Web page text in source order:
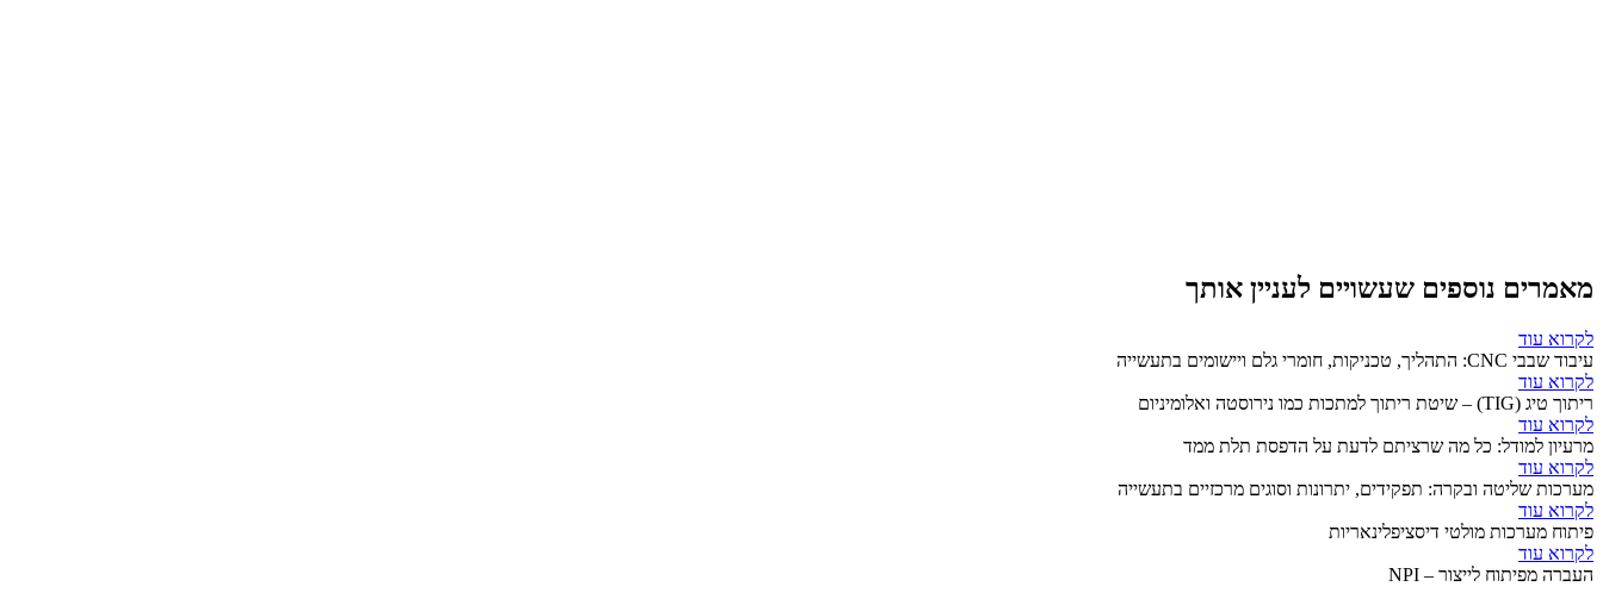
מאמרים נוספים שעשויים לעניין אותך
לקרוא עוד
עיבוד שבבי CNC: התהליך, טכניקות, חומרי גלם ויישומים בתעשייה
לקרוא עוד
ריתוך טיג (TIG) – שיטת ריתוך למתכות כמו נירוסטה ואלומיניום
לקרוא עוד
מרעיון למודל: כל מה שרציתם לדעת על הדפסת תלת ממד
לקרוא עוד
מערכות שליטה ובקרה: תפקידים, יתרונות וסוגים מרכזיים בתעשייה
לקרוא עוד
פיתוח מערכות מולטי דיסציפלינאריות
לקרוא עוד
העברה מפיתוח לייצור – NPI